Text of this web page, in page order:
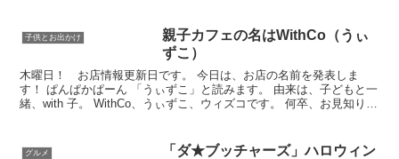
子供とお出かけ
親子カフェの名はWithCo（うぃ
ずこ）
木曜日！ お店情報更新日です。 今日は、お店の名前を発表しま
す！ ぱんぱかぱーん 「うぃずこ」と読みます。 由来は、子どもと一
緒、with 子。 WithCo、うぃずこ、ウィズコです。 何卒、お見知りお
グルメ
「ダ★ブッチャーズ」ハロウィン